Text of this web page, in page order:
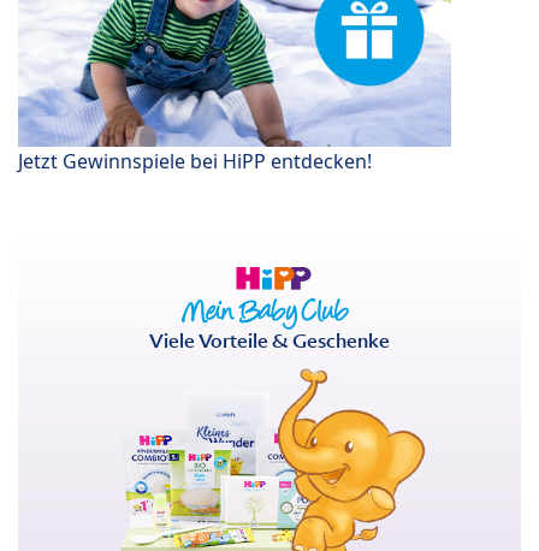
Jetzt Gewinnspiele bei HiPP entdecken!
Viele Vorteile & Geschenke